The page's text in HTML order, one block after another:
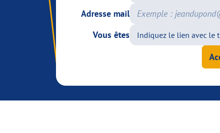
Adresse mail
Vous êtes